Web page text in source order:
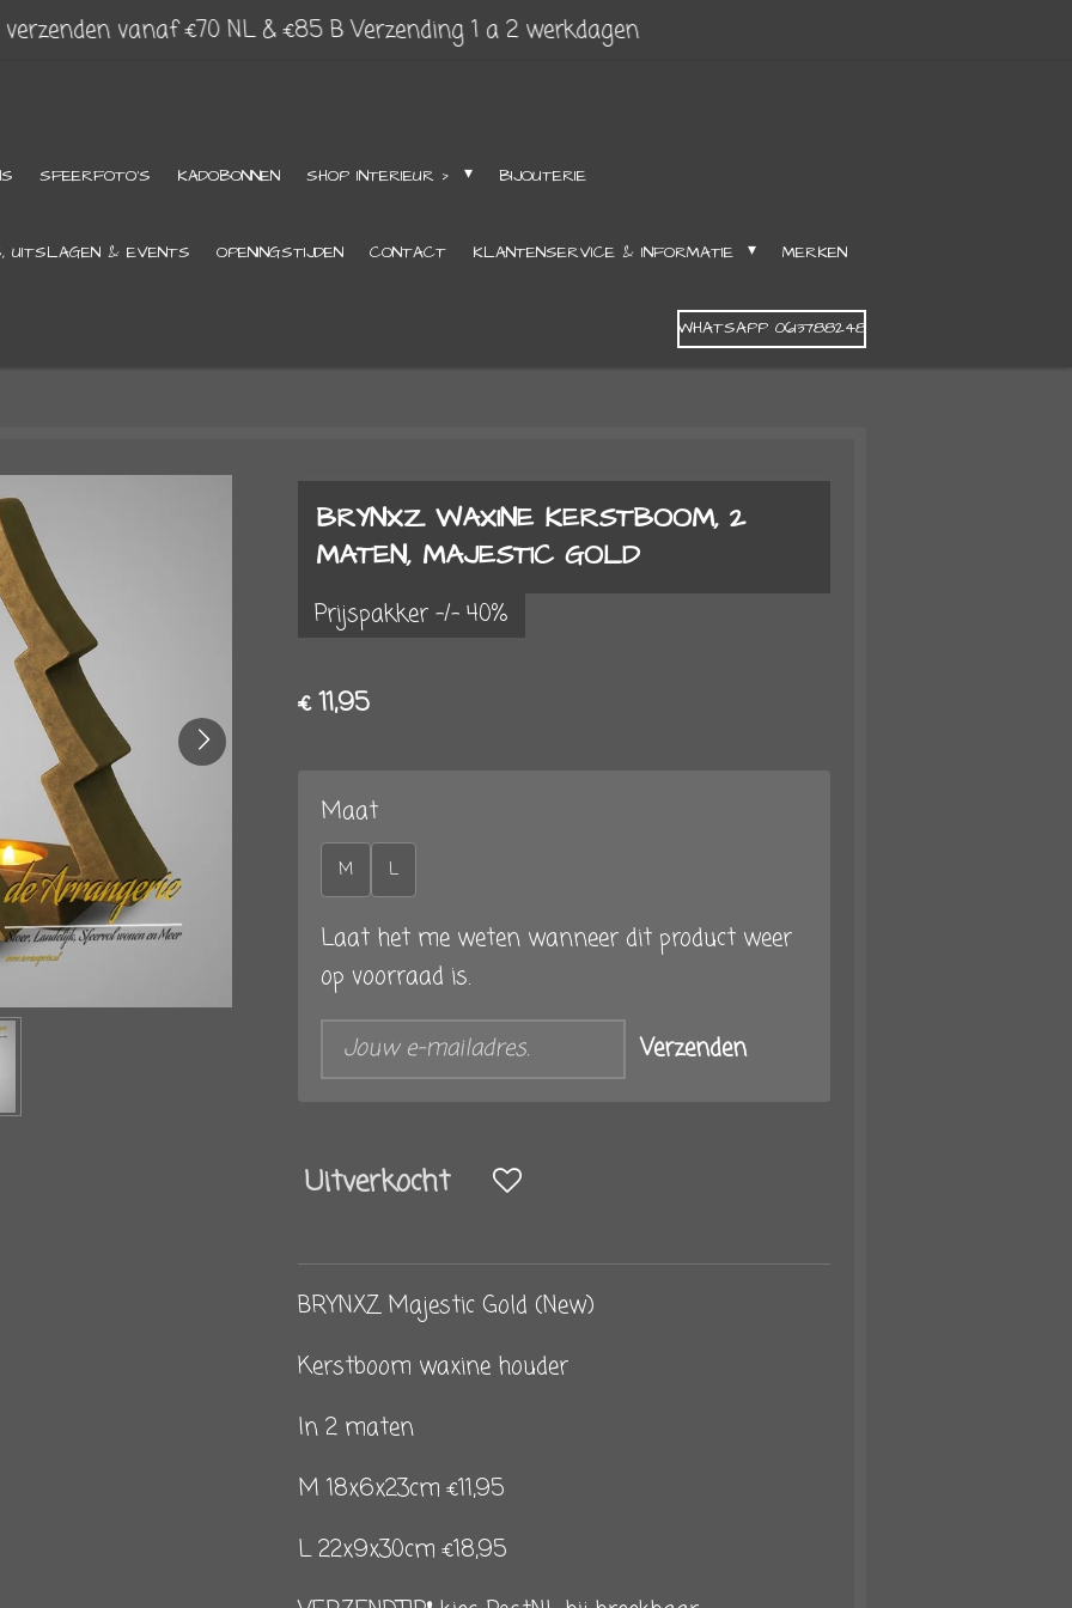
vanaf €70 NL & €85 B Verzending 1 a 2 werkdagen
SFEERFOTO'S KADOBONNEN SHOP INTERIEUR > BIJOUTERIE
UITSLAGEN & EVENTS OPENINGSTIJDEN CONTACT KLANTENSERVICE & INFORMATIE MERKEN
WHATSAPP 0613788248
BRYNXZ WAXINE KERSTBOOM, 2
MATEN, MAJESTIC GOLD
Prijspakker -/- 40%
€ 11,95
Maat
M L
Laat het me weten wanneer dit product weer
op voorraad is.
Verzenden
Uitverkocht
BRYNXZ Majestic Gold (New)
Kerstboom waxine houder
In 2 maten
M 18x6x23cm €11,95
L 22x9x30cm €18,95